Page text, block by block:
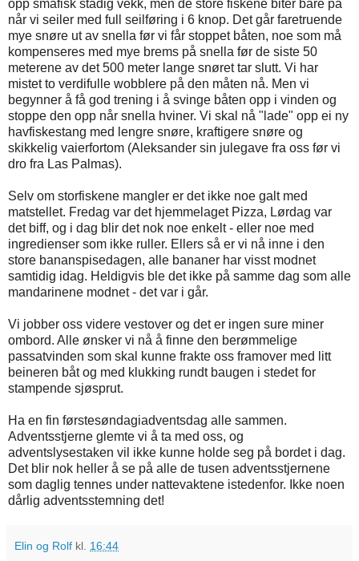
opp småfisk stadig vekk, men de store fiskene biter bare på
når vi seiler med full seilføring i 6 knop. Det går faretruende
mye snøre ut av snella før vi får stoppet båten, noe som må
kompenseres med mye brems på snella før de siste 50
meterene av det 500 meter lange snøret tar slutt. Vi har
mistet to verdifulle wobblere på den måten nå. Men vi
begynner å få god trening i å svinge båten opp i vinden og
stoppe den opp når snella hviner. Vi skal nå "lade" opp ei ny
havfiskestang med lengre snøre, kraftigere snøre og
skikkelig vaierfortom (Aleksander sin julegave fra oss før vi
dro fra Las Palmas).
Selv om storfiskene mangler er det ikke noe galt med
matstellet. Fredag var det hjemmelaget Pizza, Lørdag var
det biff, og i dag blir det nok noe enkelt - eller noe med
ingredienser som ikke ruller. Ellers så er vi nå inne i den
store bananspisedagen, alle bananer har visst modnet
samtidig idag. Heldigvis ble det ikke på samme dag som alle
mandarinene modnet - det var i går.
Vi jobber oss videre vestover og det er ingen sure miner
ombord. Alle ønsker vi nå å finne den berømmelige
passatvinden som skal kunne frakte oss framover med litt
beineren båt og med klukking rundt baugen i stedet for
stampende sjøsprut.
Ha en fin førstesøndagiadventsdag alle sammen.
Adventsstjerne glemte vi å ta med oss, og
adventslysestaken vil ikke kunne holde seg på bordet i dag.
Det blir nok heller å se på alle de tusen adventsstjernene
som daglig tennes under nattevaktene istedenfor. Ikke noen
dårlig adventsstemning det!
Elin og Rolf kl. 16:44